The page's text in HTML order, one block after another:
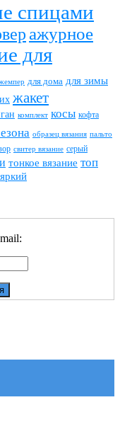
спицами
ажурное
для
для дома для зимы
жакет
комплект косы кофта
образец вязания пальто
свитер вязание серый
тонкое вязание топ
яркий